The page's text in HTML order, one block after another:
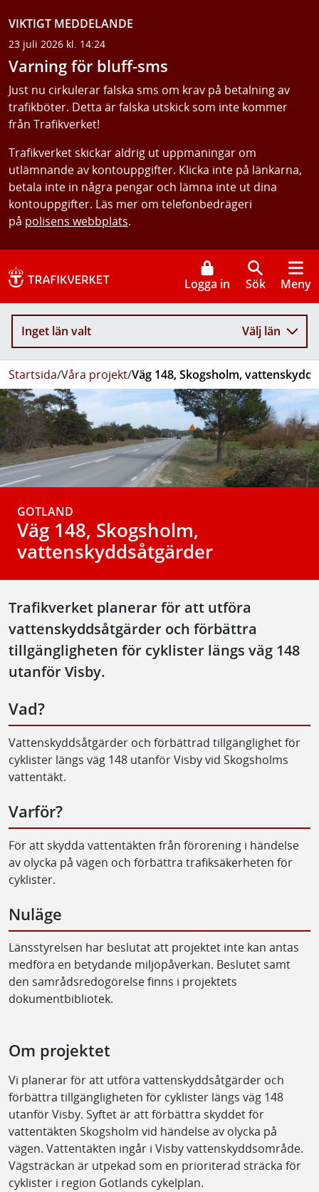
VIKTIGT MEDDELANDE
23 juli 2026 kl. 14:24
Varning för bluff-sms
Just nu cirkulerar falska sms om krav på betalning av
trafikböter. Detta är falska utskick som inte kommer
från Trafikverket!
Trafikverket skickar aldrig ut uppmaningar om
utlämnande av kontouppgifter. Klicka inte på länkarna,
betala inte in några pengar och lämna inte ut dina
kontouppgifter. Läs mer om telefonbedrägeri
på polisens webbplats.
Logga in Sök Meny
Inget län valt Välj län
Startsida/Våra projekt/Väg 148, Skogsholm,
GOTLAND
Väg 148, Skogsholm,
vattenskyddsåtgärder
Trafikverket planerar för att utföra
vattenskyddsåtgärder och förbättra
tillgängligheten för cyklister längs väg 148
utanför Visby.
Vad?
Vattenskyddsåtgärder och förbättrad tillgänglighet för
cyklister längs väg 148 utanför Visby vid Skogsholms
vattentäkt.
Varför?
För att skydda vattentäkten från förorening i händelse
av olycka på vägen och förbättra trafiksäkerheten för
cyklister.
Nuläge
Länsstyrelsen har beslutat att projektet inte kan antas
medföra en betydande miljöpåverkan. Beslutet samt
den samrådsredogörelse finns i projektets
dokumentbibliotek.
Om projektet
Vi planerar för att utföra vattenskyddsåtgärder och
förbättra tillgängligheten för cyklister längs väg 148
utanför Visby. Syftet är att förbättra skyddet för
vattentäkten Skogsholm vid händelse av olycka på
vägen. Vattentäkten ingår i Visby vattenskyddsområde.
Vägsträckan är utpekad som en prioriterad sträcka för
cyklister i region Gotlands cykelplan.